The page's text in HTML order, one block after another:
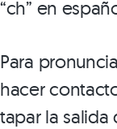
“ch” en
Para
hacer
tapar la salida